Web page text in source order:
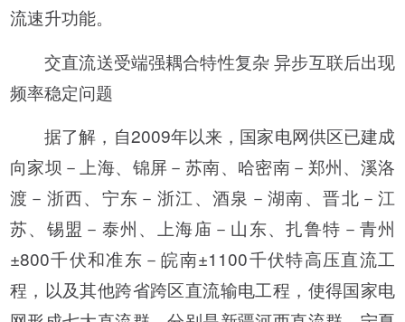
流速升功能。
交直流送受端强耦合特性复杂 异步互联后出现
频率稳定问题
据了解，自2009年以来，国家电网供区已建成
向家坝－上海、锦屏－苏南、哈密南－郑州、溪洛
渡－浙西、宁东－浙江、酒泉－湖南、晋北－江
苏、锡盟－泰州、上海庙－山东、扎鲁特－青州
±800千伏和准东－皖南±1100千伏特高压直流工
程，以及其他跨省跨区直流输电工程，使得国家电